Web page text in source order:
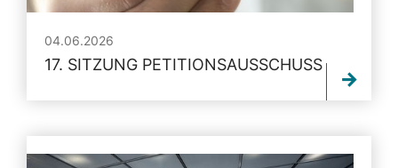
04.06.2026
17. SITZUNG PETITIONSAUSSCHUSS